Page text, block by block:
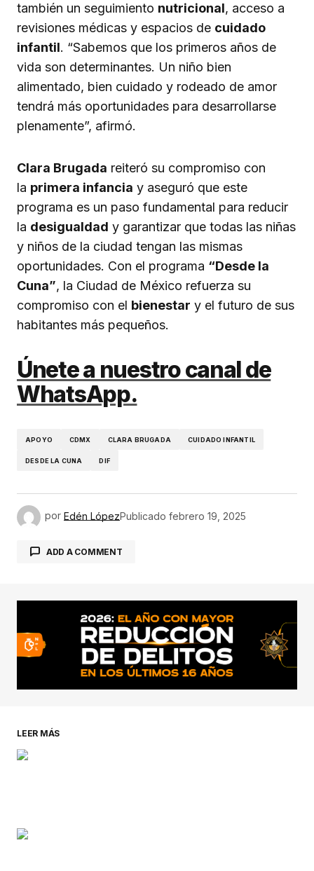
también un seguimiento nutricional, acceso a
revisiones médicas y espacios de cuidado
infantil. “Sabemos que los primeros años de
vida son determinantes. Un niño bien
alimentado, bien cuidado y rodeado de amor
tendrá más oportunidades para desarrollarse
plenamente”, afirmó.
Clara Brugada reiteró su compromiso con
la primera infancia y aseguró que este
programa es un paso fundamental para reducir
la desigualdad y garantizar que todas las niñas
y niños de la ciudad tengan las mismas
oportunidades. Con el programa “Desde la
Cuna”, la Ciudad de México refuerza su
compromiso con el bienestar y el futuro de sus
habitantes más pequeños.
Únete a nuestro canal de
WhatsApp.
APOYO CDMX CLARA BRUGADA CUIDADO INFANTIL
DESDE LA CUNA DIF
por Edén LópezPublicado febrero 19, 2025
ADD A COMMENT
conectado
LEER MÁS